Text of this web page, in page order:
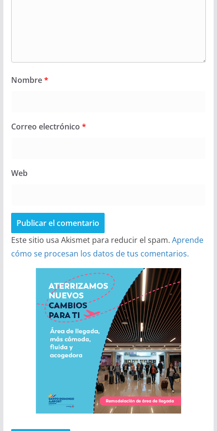
Nombre*
Correo electrónico *
Web
Este sitio usa Akismet para reducir el spam. Aprende
cómo se procesan los datos de tus comentarios.